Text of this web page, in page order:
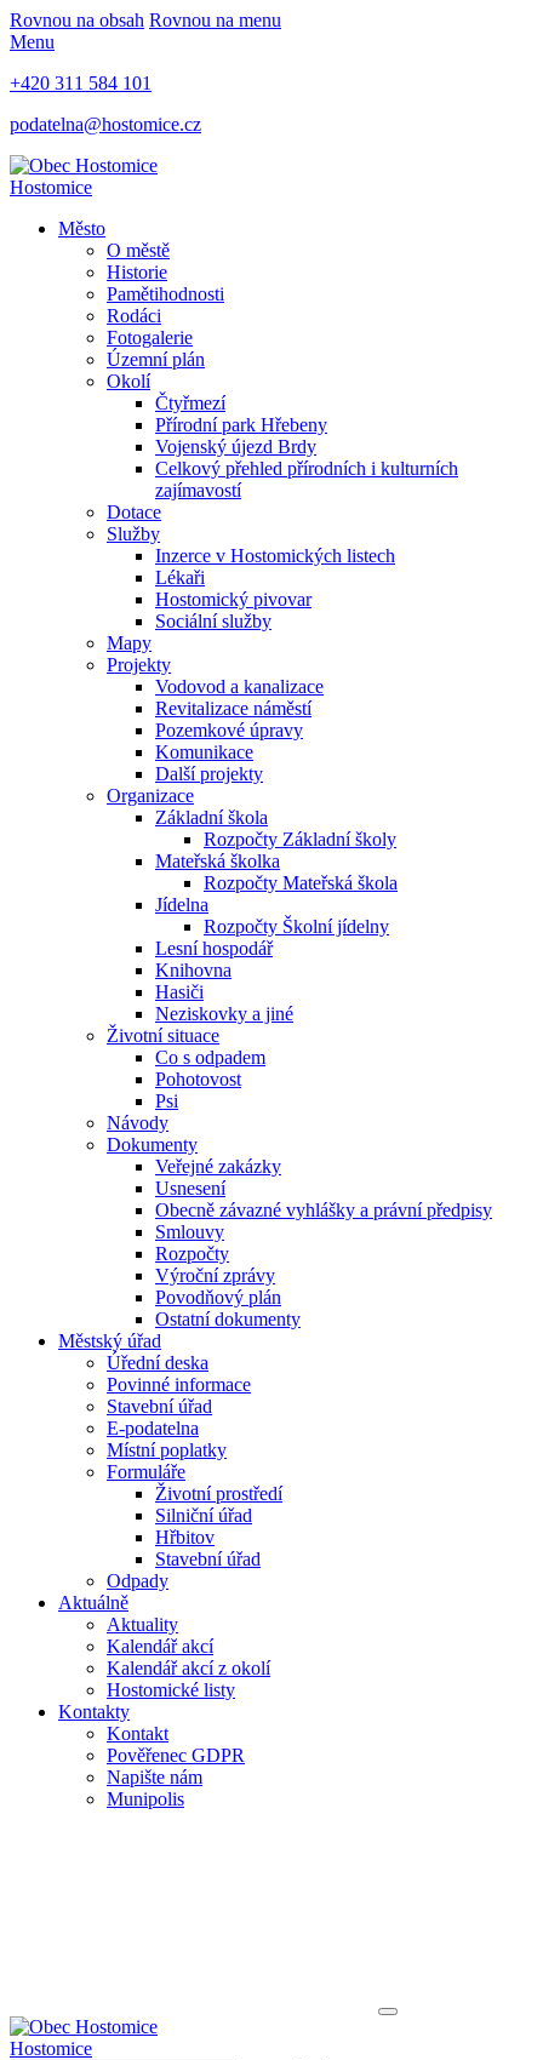
Rovnou na obsah Rovnou na menu
Menu
+420 311 584 101
podatelna@hostomice.cz
Hostomice
Město
O městě
Historie
Pamětihodnosti
Rodáci
Fotogalerie
Územní plán
Okolí
Čtyřmezí
Přírodní park Hřebeny
Vojenský újezd Brdy
Celkový přehled přírodních i kulturních
zajímavostí
Dotace
Služby
Inzerce v Hostomických listech
Lékaři
Hostomický pivovar
Sociální služby
Mapy
Projekty
Vodovod a kanalizace
Revitalizace náměstí
Pozemkové úpravy
Komunikace
Další projekty
Organizace
Základní škola
Rozpočty Základní školy
Mateřská školka
Rozpočty Mateřská škola
Jídelna
Rozpočty Školní jídelny
Lesní hospodář
Knihovna
Hasiči
Neziskovky a jiné
Životní situace
Co s odpadem
Pohotovost
Psi
Návody
Dokumenty
Veřejné zakázky
Usnesení
Obecně závazné vyhlášky a právní předpisy
Smlouvy
Rozpočty
Výroční zprávy
Povodňový plán
Ostatní dokumenty
Městský úřad
Úřední deska
Povinné informace
Stavební úřad
E-podatelna
Místní poplatky
Formuláře
Životní prostředí
Silniční úřad
Hřbitov
Stavební úřad
Odpady
Aktuálně
Aktuality
Kalendář akcí
Kalendář akcí z okolí
Hostomické listy
Kontakty
Kontakt
Pověřenec GDPR
Napište nám
Munipolis
Hostomice